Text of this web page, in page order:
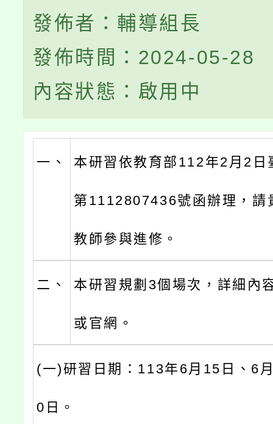
發佈者：輔導組長
發佈時間：2024-05-28
內容狀態：啟用中
一、 本研習依教育部112年2月2日
第1112807436號函辦理，請
教師參與進修。
二、 本研習規劃3個場次，詳細內
或官網。
(一)研習日期：113年6月15日、6
0日。